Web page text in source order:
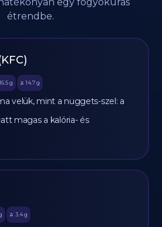
étrendbe.
g 🫒 14.7 g
velük, mint a nuggets-szel: a
magas a kalória- és
🫒 3.4 g